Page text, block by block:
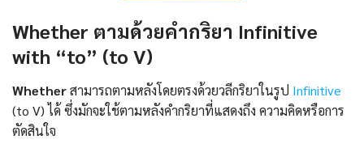
Whether ตามด้วยคำกริยา Infinitive
with “to” (to V)
Whetherสามารถตามหลังโดยตรงด้วยวลีกริยาในรูป Infinitive
(to V) ได้ ซึ่งมักจะใช้ตามหลังคำกริยาที่แสดงถึง ความคิดหรือการ
ตัดสินใจ